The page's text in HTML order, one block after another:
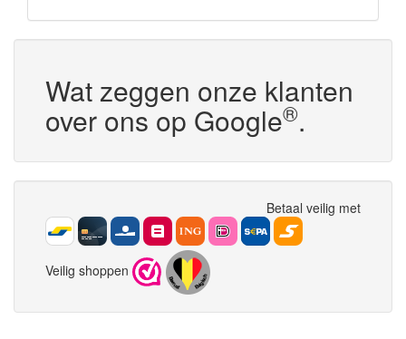
Wat zeggen onze klanten
over ons op Google®.
Betaal veilig met
Veilig shoppen